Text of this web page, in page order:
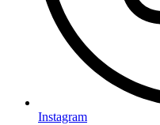
Instagram